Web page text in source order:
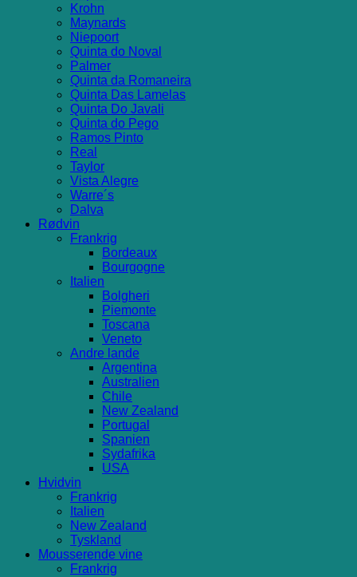
Krohn
Maynards
Niepoort
Quinta do Noval
Palmer
Quinta da Romaneira
Quinta Das Lamelas
Quinta Do Javali
Quinta do Pego
Ramos Pinto
Real
Taylor
Vista Alegre
Warre´s
Dalva
Rødvin
Frankrig
Bordeaux
Bourgogne
Italien
Bolgheri
Piemonte
Toscana
Veneto
Andre lande
Argentina
Australien
Chile
New Zealand
Portugal
Spanien
Sydafrika
USA
Hvidvin
Frankrig
Italien
New Zealand
Tyskland
Mousserende vine
Frankrig